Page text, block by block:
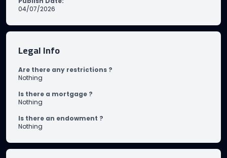
04/07/2026
Legal Info
Are there any restrictions ?
Nothing
Is there a mortgage ?
Nothing
Is there an endowment ?
Nothing